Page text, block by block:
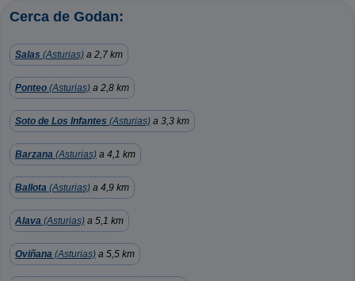
Cerca de Godan:
Salas (Asturias) a 2,7 km
Ponteo (Asturias) a 2,8 km
Soto de Los Infantes (Asturias) a 3,3 km
Barzana (Asturias) a 4,1 km
Ballota (Asturias) a 4,9 km
Alava (Asturias) a 5,1 km
Oviñana (Asturias) a 5,5 km